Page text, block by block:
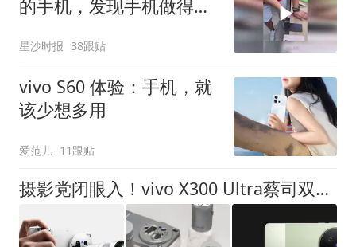
的手机，发现手机做得越
试成本有点高啊
星沙时报 38跟贴
vivo S60 体验：手机，就
该少想多用
爱范儿 11跟贴
摄影党闭眼入！vivo X300 Ultra蔡司双2亿独一份